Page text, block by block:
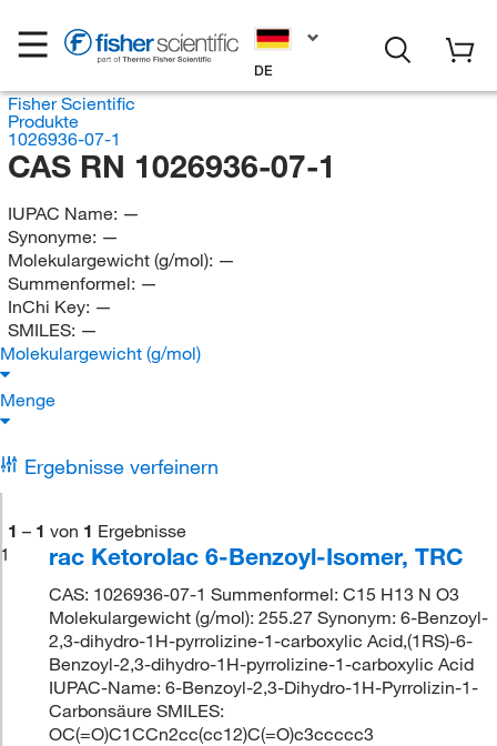
DE
Fisher Scientific
Produkte
1026936-07-1
CAS RN 1026936-07-1
IUPAC Name: —
Synonyme: —
Molekulargewicht (g/mol): —
Summenformel: —
InChi Key: —
SMILES: —
Molekulargewicht (g/mol)
Menge
Ergebnisse verfeinern
1 – 1 von 1 Ergebnisse
1
rac Ketorolac 6-Benzoyl-Isomer, TRC
CAS: 1026936-07-1 Summenformel: C15 H13 N O3
Molekulargewicht (g/mol): 255.27 Synonym: 6-Benzoyl-
2,3-dihydro-1H-pyrrolizine-1-carboxylic Acid,(1RS)-6-
Benzoyl-2,3-dihydro-1H-pyrrolizine-1-carboxylic Acid
IUPAC-Name: 6-Benzoyl-2,3-Dihydro-1H-Pyrrolizin-1-
Carbonsäure SMILES:
OC(=O)C1CCn2cc(cc12)C(=O)c3ccccc3